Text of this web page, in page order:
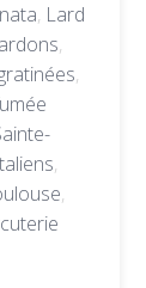
, Lard
,
,
,
,